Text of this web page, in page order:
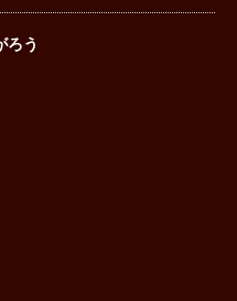
ろう